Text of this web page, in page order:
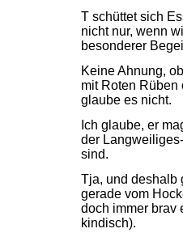
T schüttet sich
nicht nur, wenn
besonderer
Keine Ahnung,
mit Roten Rüben
glaube es nicht.
Ich glaube, er
der
sind.
Tja, und deshalb
gerade vom
doch immer brav
kindisch).